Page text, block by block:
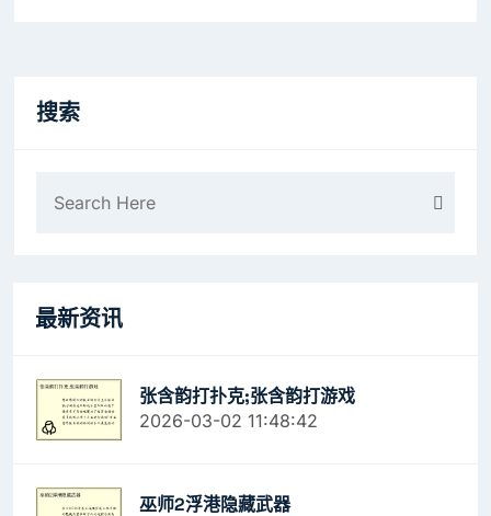
搜索
最新资讯
张含韵打扑克;张含韵打游戏
2026-03-02 11:48:42
巫师2浮港隐藏武器